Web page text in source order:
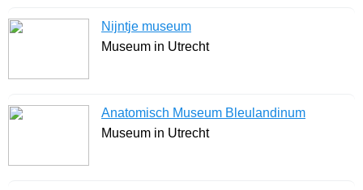
Nijntje museum
Museum in Utrecht
Anatomisch Museum Bleulandinum
Museum in Utrecht